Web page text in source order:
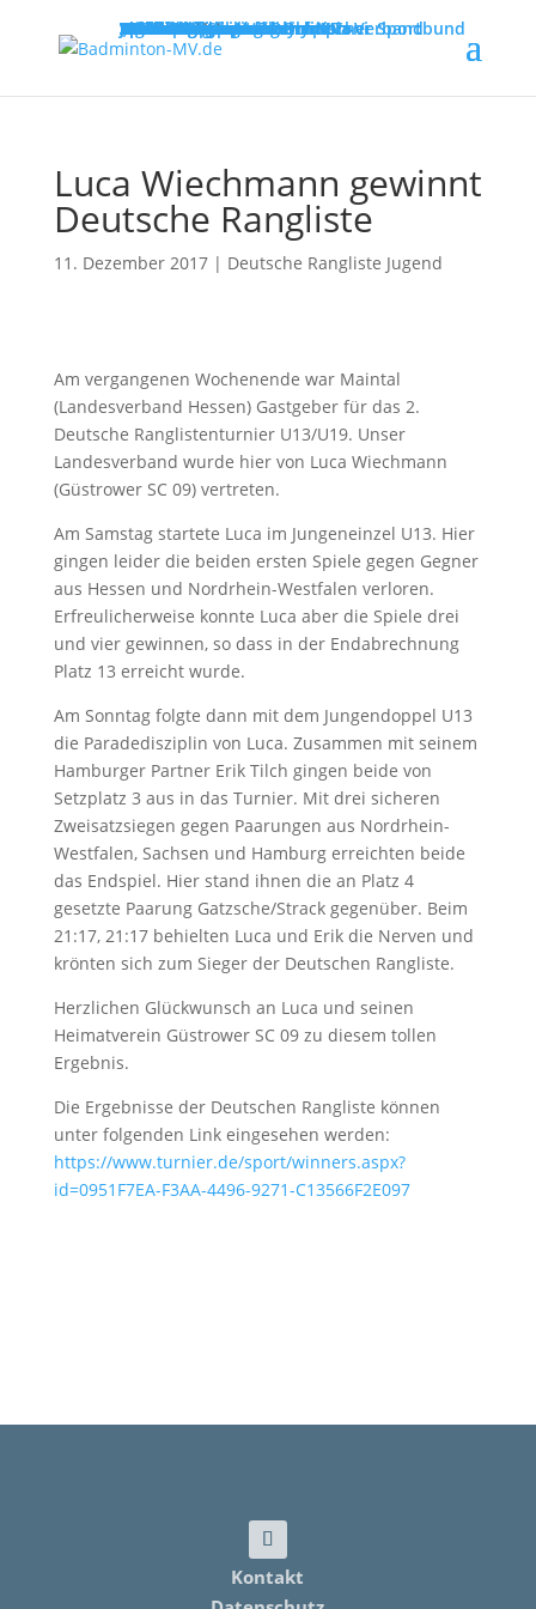
MENUMENU
Willkommen
Verband
Verbandsführung
Ausschreibungen
Vereine
Vereinsservice
Spielbetrieb
Turniere
Landesliga
Landesklasse
Bezirksliga
Lehre & Ausbildung
Ausbildungen
Fortbildungen
Trainerinfos
Schulsport
Shuttle Time
„Mach mit – spiel dich fit!“
Jugend trainiert für Olympia
Spiel- und Sportabzeichen
Badmintonabenteuer mit Toni
Links
DBV - Deutscher Badminton-Verband
DBV - Gruppe Nord
DOSB - Deutscher Olympischer Sportbund
LSB - Landessportbund MV
Luca Wiechmann gewinnt
Deutsche Rangliste
11. Dezember 2017| Deutsche Rangliste Jugend
Am vergangenen Wochenende war Maintal
(Landesverband Hessen) Gastgeber für das 2.
Deutsche Ranglistenturnier U13/U19. Unser
Landesverband wurde hier von Luca Wiechmann
(Güstrower SC 09) vertreten.
Am Samstag startete Luca im Jungeneinzel U13. Hier
gingen leider die beiden ersten Spiele gegen Gegner
aus Hessen und Nordrhein-Westfalen verloren.
Erfreulicherweise konnte Luca aber die Spiele drei
und vier gewinnen, so dass in der Endabrechnung
Platz 13 erreicht wurde.
Am Sonntag folgte dann mit dem Jungendoppel U13
die Paradedisziplin von Luca. Zusammen mit seinem
Hamburger Partner Erik Tilch gingen beide von
Setzplatz 3 aus in das Turnier. Mit drei sicheren
Zweisatzsiegen gegen Paarungen aus Nordrhein-
Westfalen, Sachsen und Hamburg erreichten beide
das Endspiel. Hier stand ihnen die an Platz 4
gesetzte Paarung Gatzsche/Strack gegenüber. Beim
21:17, 21:17 behielten Luca und Erik die Nerven und
krönten sich zum Sieger der Deutschen Rangliste.
Herzlichen Glückwunsch an Luca und seinen
Heimatverein Güstrower SC 09 zu diesem tollen
Ergebnis.
Die Ergebnisse der Deutschen Rangliste können
unter folgenden Link eingesehen werden:
https://www.turnier.de/sport/winners.aspx?
id=0951F7EA-F3AA-4496-9271-C13566F2E097
Kontakt